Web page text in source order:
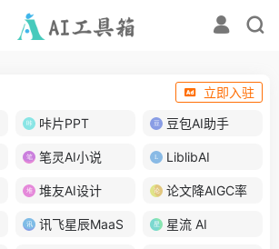
立即入驻
咔片PPT 豆包AI助手
笔灵AI小说 LiblibAI
堆友AI设计 论文降AIGC率
讯飞星辰MaaS 星流 AI